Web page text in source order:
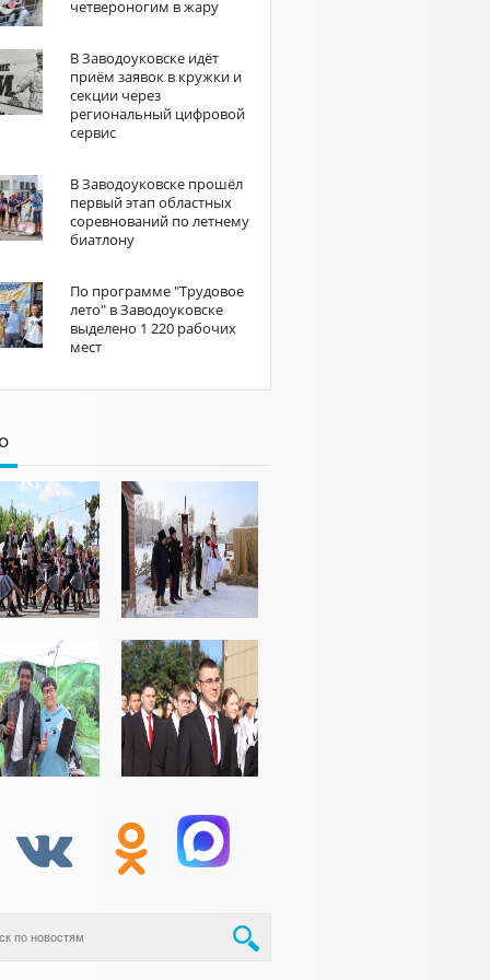
четвероногим в жару
В Заводоуковске идёт
приём заявок в кружки и
секции через
региональный цифровой
сервис
В Заводоуковске прошёл
первый этап областных
соревнований по летнему
биатлону
По программе "Трудовое
лето" в Заводоуковске
выделено 1 220 рабочих
мест